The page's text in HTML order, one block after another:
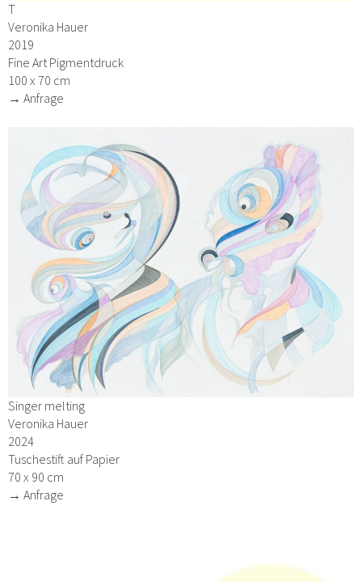
T
Veronika Hauer
2019
Fine Art Pigmentdruck
100 x 70 cm
→ Anfrage
Singer melting
Veronika Hauer
2024
Tuschestift auf Papier
70 x 90 cm
→ Anfrage